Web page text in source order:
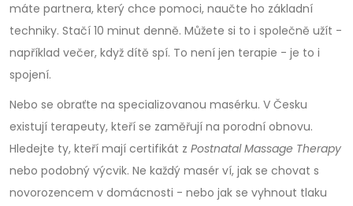
máte partnera, který chce pomoci, naučte ho základní
techniky. Stačí 10 minut denně. Můžete si to i společně užít -
například večer, když dítě spí. To není jen terapie - je to i
spojení.
Nebo se obraťte na specializovanou masérku. V Česku
existují terapeuty, kteří se zaměřují na porodní obnovu.
Hledejte ty, kteří mají certifikát z Postnatal Massage Therapy
nebo podobný výcvik. Ne každý masér ví, jak se chovat s
novorozencem v domácnosti - nebo jak se vyhnout tlaku